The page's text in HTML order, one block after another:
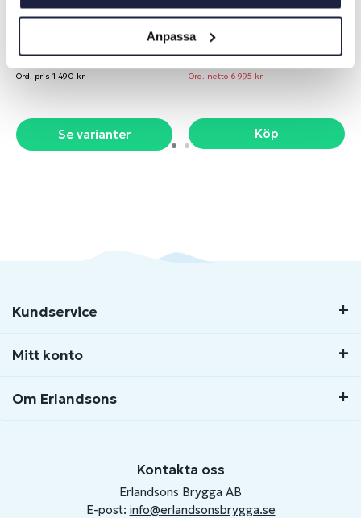
Anpassa
TUDOR MARINE DUAL
Från 1 359 kr
Ord. pris 1 490 kr
Se varianter
NORDMAX 105AH LITIUM
DEEP CYCLE BLUETOOTH
Art nr:
3 995 kr
Ord. netto 6 995 kr
Köp
Kundservice
Mitt konto
Om Erlandsons
Kontakta oss
Erlandsons Brygga AB
E-post: info@erlandsonsbrygga.se